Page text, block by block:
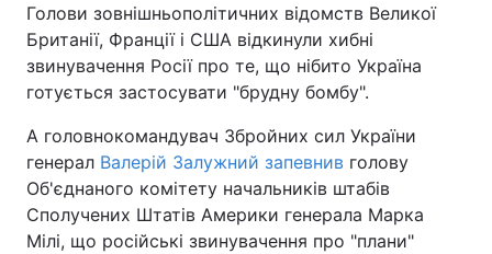
Голови зовнішньополітичних відомств Великої
Британії, Франції і США відкинули хибні
звинувачення Росії про те, що нібито Україна
готується застосувати "брудну бомбу".
А головнокомандувач Збройних сил України
генерал Валерій Залужний запевнив голову
Об'єднаного комітету начальників штабів
Сполучених Штатів Америки генерала Марка
Мілі, що російські звинувачення про "плани"